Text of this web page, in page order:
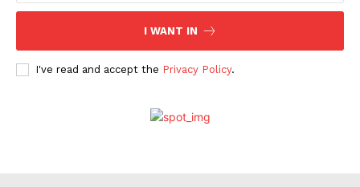
I WANT IN
I've read and accept the Privacy Policy.